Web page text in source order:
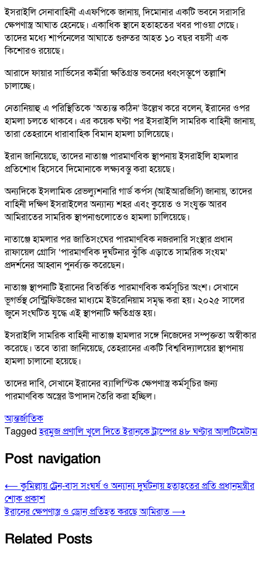
ইসরাইলি সেনাবাহিনী এএফপিকে জানায়, দিমোনার একটি ভবনে সরাসরি
ক্ষেপণাস্ত্র আঘাত হেনেছে। একাধিক স্থানে হতাহতের খবর পাওয়া গেছে।
তাদের মধ্যে শার্পনেলের আঘাতে গুরুতর আহত ১০ বছর বয়সী এক
কিশোরও রয়েছে।
আরাদে ফায়ার সার্ভিসের কর্মীরা ক্ষতিগ্রস্ত ভবনের ধ্বংসস্তূপে তল্লাশি
চালাচ্ছে।
নেতানিয়াহু এ পরিস্থিতিকে ‘অত্যন্ত কঠিন’ উল্লেখ করে বলেন, ইরানের ওপর
হামলা চলতে থাকবে। এর কয়েক ঘণ্টা পর ইসরাইলি সামরিক বাহিনী জানায়,
তারা তেহরানে ধারাবাহিক বিমান হামলা চালিয়েছে।
ইরান জানিয়েছে, তাদের নাতাঞ্জ পারমাণবিক স্থাপনায় ইসরাইলি হামলার
প্রতিশোধ হিসেবে দিমোনাকে লক্ষ্যবস্তু করা হয়েছে।
অন্যদিকে ইসলামিক রেভল্যুশনারি গার্ড কর্পস (আইআরজিসি) জানায়, তাদের
বাহিনী দক্ষিণ ইসরাইলের অন্যান্য শহর এবং কুয়েত ও সংযুক্ত আরব
আমিরাতের সামরিক স্থাপনাগুলোতেও হামলা চালিয়েছে।
নাতাঞ্জে হামলার পর জাতিসংঘের পারমাণবিক নজরদারি সংস্থার প্রধান
রাফায়েল গ্রোসি ‘পারমাণবিক দুর্ঘটনার ঝুঁকি এড়াতে সামরিক সংযম’
প্রদর্শনের আহ্বান পুনর্ব্যক্ত করেছেন।
নাতাঞ্জ স্থাপনাটি ইরানের বিতর্কিত পারমাণবিক কর্মসূচির অংশ। সেখানে
ভূগর্ভস্থ সেন্ট্রিফিউজের মাধ্যমে ইউরেনিয়াম সমৃদ্ধ করা হয়। ২০২৫ সালের
জুনে সংঘটিত যুদ্ধে এই স্থাপনাটি ক্ষতিগ্রস্ত হয়।
ইসরাইলি সামরিক বাহিনী নাতাঞ্জ হামলার সঙ্গে নিজেদের সম্পৃক্ততা অস্বীকার
করেছে। তবে তারা জানিয়েছে, তেহরানের একটি বিশ্ববিদ্যালয়ের স্থাপনায়
হামলা চালানো হয়েছে।
তাদের দাবি, সেখানে ইরানের ব্যালিস্টিক ক্ষেপণাস্ত্র কর্মসূচির জন্য
পারমাণবিক অস্ত্রের উপাদান তৈরি করা হচ্ছিল।
আন্তর্জাতিক
Taggedহরমুজ প্রণালি খুলে দিতে ইরানকে ট্রাম্পের ৪৮ ঘণ্টার আলটিমেটাম
Post navigation
⟵ কুমিল্লায় ট্রেন-বাস সংঘর্ষ ও অন্যান্য দুর্ঘটনায় হতাহতের প্রতি প্রধানমন্ত্রীর
শোক প্রকাশ
ইরানের ক্ষেপণাস্ত্র ও ড্রোন প্রতিহত করছে আমিরাত ⟶
Related Posts